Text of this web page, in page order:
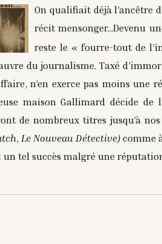
On qualifiait déjà l’ancêtre
récit mensonger…Devenu
reste le « fourre-tout de
du journalisme. Taxé
n’en exerce pas moins une
maison Gallimard décide
de nombreux titres jusqu’à
, Le Nouveau Détective) comme
un tel succès malgré une